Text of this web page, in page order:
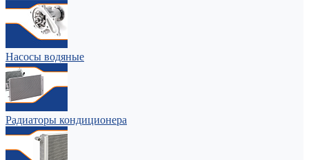
Насосы водяные
Радиаторы кондиционера